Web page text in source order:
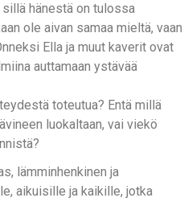
hänestä on tulossa
ole aivan samaa mieltä, vaan
Ella ja muut kaverit ovat
auttamaan ystävää
toteutua? Entä millä
luokaltaan, vai viekö
lämminhenkinen ja
aikuisille ja kaikille, jotka